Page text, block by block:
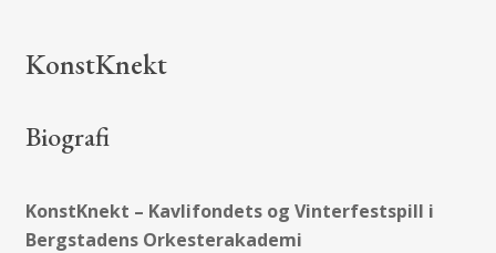
KonstKnekt
Biografi
KonstKnekt – Kavlifondets og Vinterfestspill i
Bergstadens Orkesterakademi